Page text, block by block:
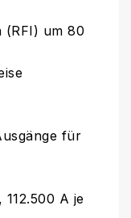
(RFI) um 80
für
A je